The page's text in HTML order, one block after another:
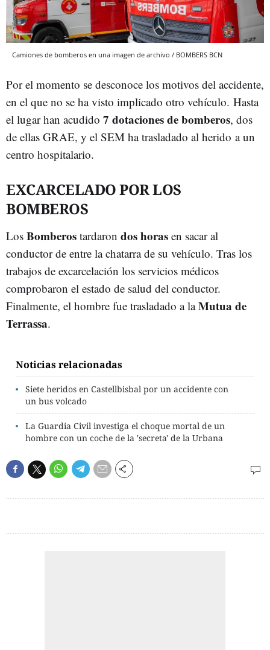
Camiones de bomberos en una imagen de archivo / BOMBERS BCN
Por el momento se desconoce los motivos del accidente,
en el que no se ha visto implicado otro vehículo. Hasta
el lugar han acudido 7 dotaciones de bomberos, dos
de ellas GRAE, y el SEM ha trasladado al herido a un
centro hospitalario.
EXCARCELADO POR LOS
BOMBEROS
Los Bomberos tardaron dos horas en sacar al
conductor de entre la chatarra de su vehículo. Tras los
trabajos de excarcelación los servicios médicos
comprobaron el estado de salud del conductor.
Finalmente, el hombre fue trasladado a laMutua de
Terrassa.
Noticias relacionadas
Siete heridos en Castellbisbal por un accidente con
un bus volcado
La Guardia Civil investiga el choque mortal de un
hombre con un coche de la 'secreta' de la Urbana